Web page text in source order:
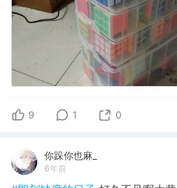
9 1 0
你跺你也麻_
6年前